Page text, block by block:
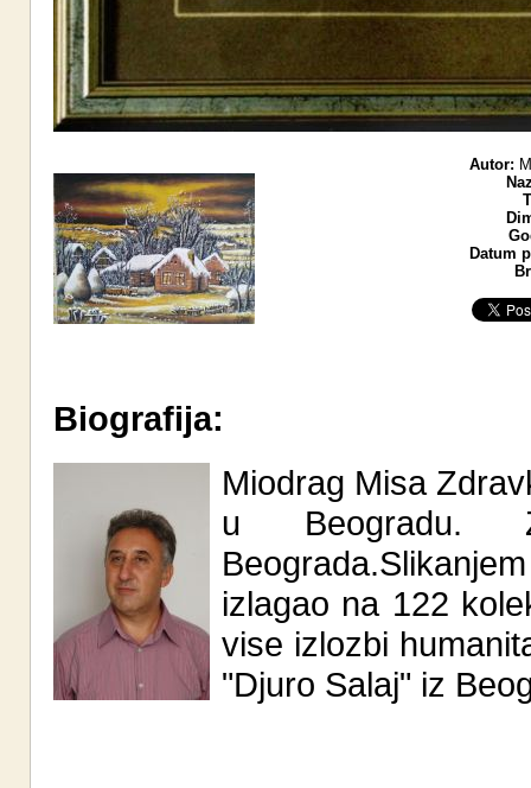
Autor:
Datum
Biografija:
Miodrag Misa
u Beogradu.
izlagao na 122
vise izlozbi
"Djuro Salaj" iz